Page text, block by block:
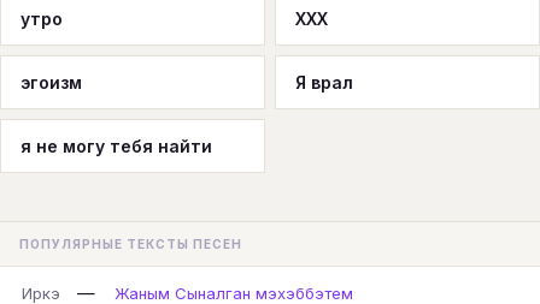
утро ХХХ
эгоизм Я врал
я не могу тебя найти
ПОПУЛЯРНЫЕ ТЕКСТЫ ПЕСЕН
Иркэ —
Жаным Сыналган мэхэббэтем